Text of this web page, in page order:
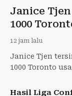
Janice
1000
12 jam lalu
Janice Tjen
1000 Toronto
Hasil Liga